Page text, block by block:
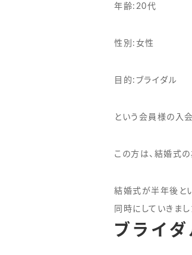
年齢:20代
性別:女性
目的:ブライダル
という会員様の入
この方は、結婚式
結婚式が半年後と
同時にしていきまし
ブライ